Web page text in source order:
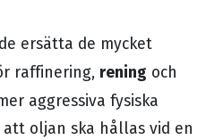
ersätta de mycket
raffinering, rening och
aggressiva fysiska
oljan ska hållas vid en